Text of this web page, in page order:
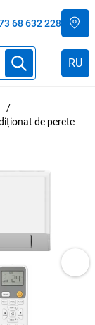
68 632 228
RU
de perete